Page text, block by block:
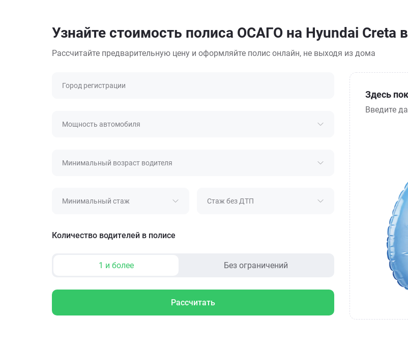
Узнайте стоимость полиса ОСАГО на Hyundai Creta
Рассчитайте предварительную цену и оформляйте полис онлайн, не выходя из дома
Город регистрации
Мощность автомобиля
Минимальный возраст водителя
Минимальный стаж Стаж без ДТП
Количество водителей в полисе
1 и более Без ограничений
Рассчитать
Здесь
Введите